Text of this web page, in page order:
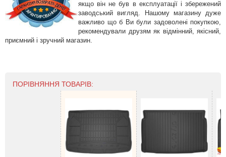
якщо він не був в експлуатації і збережений
заводський вигляд. Нашому магазину дуже
важливо що б Ви були задоволені покупкою,
рекомендували друзям як відмінний, якісний,
приємний і зручний магазин.
ПОРІВНЯННЯ ТОВАРІВ: